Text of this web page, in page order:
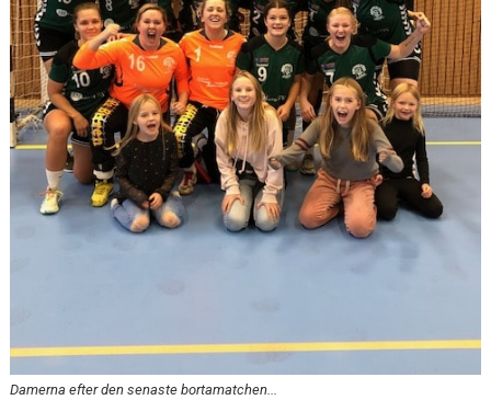
TABELL
Damerna efter den senaste bortamatchen...